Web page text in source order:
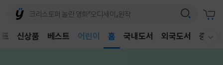
신상품 베스트
독후감
홈 국내도서 외국도서 중고샵